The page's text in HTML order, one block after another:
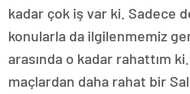
kadar çok iş var ki. Sadece
konularla da ilgilenmemiz
arasında o kadar rahattım ki.
maçlardan daha rahat bir